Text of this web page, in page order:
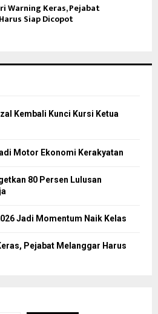
Warning Keras, Pejabat
Siap Dicopot
Kembali Kunci Kursi Ketua
Motor Ekonomi Kerakyatan
80 Persen Lulusan
Jadi Momentum Naik Kelas
Pejabat Melanggar Harus